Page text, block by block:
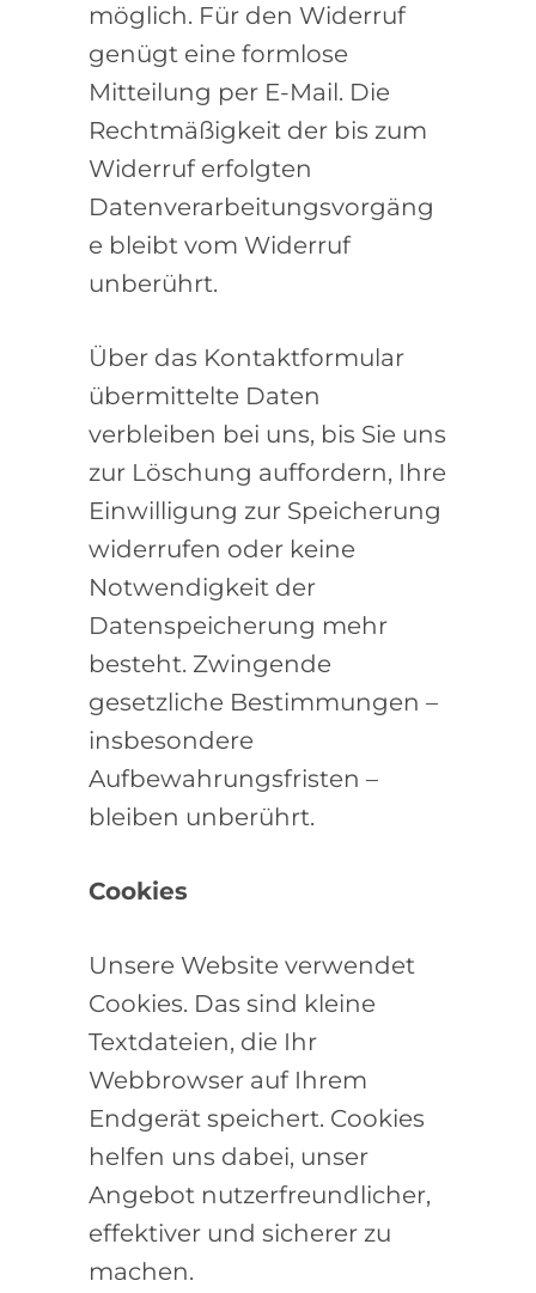
möglich. Für den Widerruf
genügt eine formlose
Mitteilung per E-Mail. Die
Rechtmäßigkeit der bis zum
Widerruf erfolgten
Datenverarbeitungsvorgäng
e bleibt vom Widerruf
unberührt.
Über das Kontaktformular
übermittelte Daten
verbleiben bei uns, bis Sie uns
zur Löschung auffordern, Ihre
Einwilligung zur Speicherung
widerrufen oder keine
Notwendigkeit der
Datenspeicherung mehr
besteht. Zwingende
gesetzliche Bestimmungen –
insbesondere
Aufbewahrungsfristen –
bleiben unberührt.
Cookies
Unsere Website verwendet
Cookies. Das sind kleine
Textdateien, die Ihr
Webbrowser auf Ihrem
Endgerät speichert. Cookies
helfen uns dabei, unser
Angebot nutzerfreundlicher,
effektiver und sicherer zu
machen.